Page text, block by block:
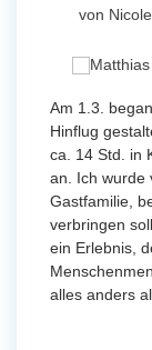
von
Am 1.3.
Hinflug
ca. 14 Std. in
an. Ich wurde
Gastfamilie,
verbringen
ein Erlebnis,
alles anders